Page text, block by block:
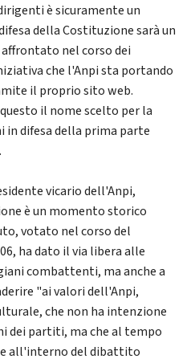
è sicuramente un
della Costituzione sarà un
nel corso dei
che l'Anpi sta portando
il proprio sito web.
il nome scelto per la
difesa della prima parte
vicario dell'Anpi,
è un momento storico
votato nel corso del
ha dato il via libera alle
combattenti, ma anche a
"ai valori dell'Anpi,
che non ha intenzione
dei partiti, ma che al tempo
all'interno del dibattito